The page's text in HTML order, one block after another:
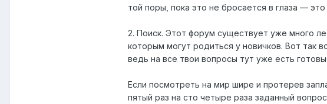
той поры, пока это не бросается в глаза —
2. Поиск. Этот форум существует уже много
которым могут родиться у новичков. Вот так
ведь на все твои вопросы тут уже есть
Если посмотреть на мир шире и протерев
пятый раз на сто четыре раза заданный